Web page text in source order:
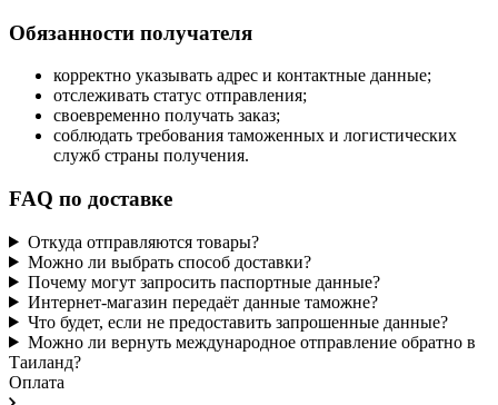
Обязанности получателя
корректно указывать адрес и контактные данные;
отслеживать статус отправления;
своевременно получать заказ;
соблюдать требования таможенных и логистических
служб страны получения.
FAQ по доставке
Откуда отправляются товары?
Можно ли выбрать способ доставки?
Почему могут запросить паспортные данные?
Интернет-магазин передаёт данные таможне?
Что будет, если не предоставить запрошенные данные?
Можно ли вернуть международное отправление обратно в
Таиланд?
Оплата